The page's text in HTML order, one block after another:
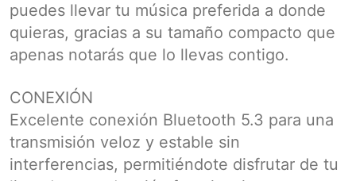
puedes llevar tu música preferida a donde
quieras, gracias a su tamaño compacto que
apenas notarás que lo llevas contigo.
CONEXIÓN
Excelente conexión Bluetooth 5.3 para una
transmisión veloz y estable sin
interferencias, permitiéndote disfrutar de tu